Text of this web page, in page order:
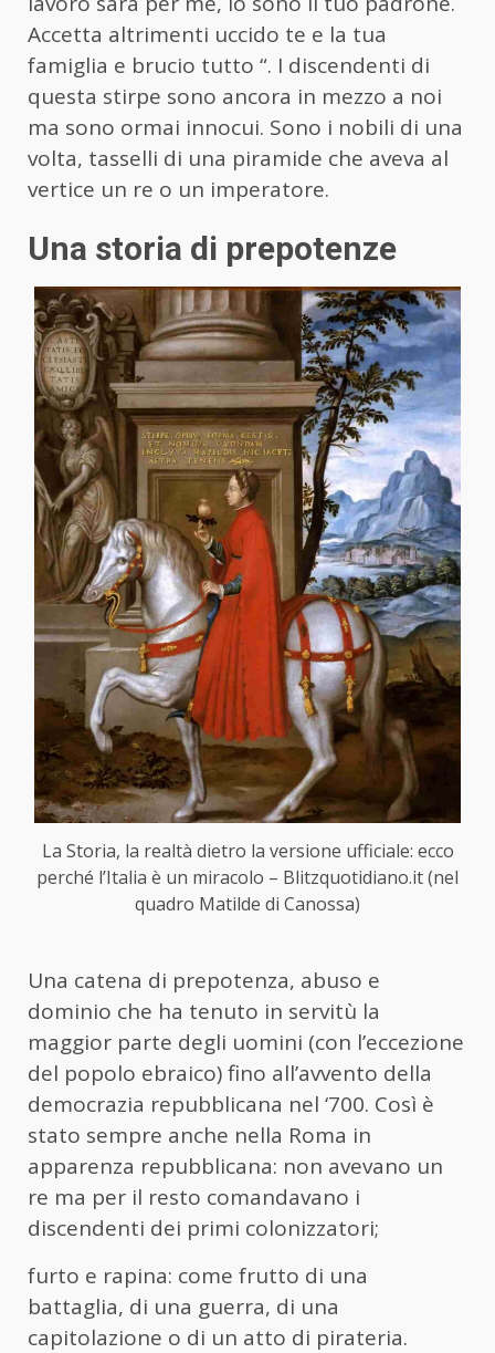
Accetta altrimenti uccido te e la tua
famiglia e brucio tutto “. I discendenti di
questa stirpe sono ancora in mezzo a noi
ma sono ormai innocui. Sono i nobili di una
volta, tasselli di una piramide che aveva al
vertice un re o un imperatore.
Una storia di prepotenze
La Storia, la realtà dietro la versione ufficiale: ecco
perché l’Italia è un miracolo – Blitzquotidiano.it (nel
quadro Matilde di Canossa)
Una catena di prepotenza, abuso e
dominio che ha tenuto in servitù la
maggior parte degli uomini (con l’eccezione
del popolo ebraico) fino all’avvento della
democrazia repubblicana nel ‘700. Così è
stato sempre anche nella Roma in
apparenza repubblicana: non avevano un
re ma per il resto comandavano i
discendenti dei primi colonizzatori;
furto e rapina: come frutto di una
battaglia, di una guerra, di una
capitolazione o di un atto di pirateria.